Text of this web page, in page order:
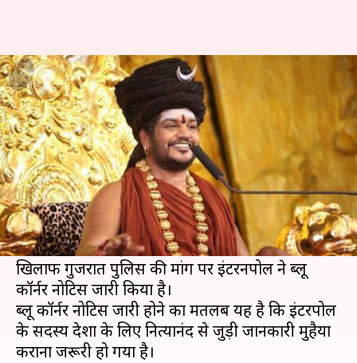
रेप के आरोपी नित्यानंद की तलाश के
लिए इंटरपोल ने जारी किया नोटिस
लेखन प्रमोद कुमार Jan 22, 2020 05:37 pm
क्या है खबर?
इंटरपोल ने नोटिस जारी कर देशों से खुद को संत बताने
वाले नित्यानंद की तलाश करने में मदद मांगी है।
रेप और यौन उत्पीड़न के आरोप झेल रहे नित्यानंद के
खिलाफ गुजरात पुलिस की मांग पर इंटरनपोल ने ब्लू
कॉर्नर नोटिस जारी किया है।
ब्लू कॉर्नर नोटिस जारी होने का मतलब यह है कि इंटरपोल
के सदस्य देशों के लिए नित्यानंद से जुड़ी जानकारी मुहैया
कराना जरूरी हो गया है।